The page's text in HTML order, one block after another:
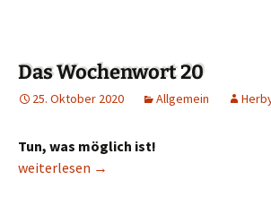
Das Wochenwort 20
25. Oktober 2020 Allgemein
Tun, was möglich ist!
Das Wochenwort 20
weiterlesen →